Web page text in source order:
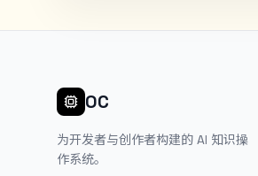
OC
为开发者与创作者构建的 AI 知识操
作系统。